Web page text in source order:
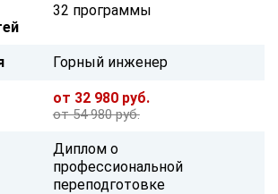
32 программы
Горный инженер
от 32 980 руб.
от 54 980 руб.
Диплом о
профессиональной
переподготовке